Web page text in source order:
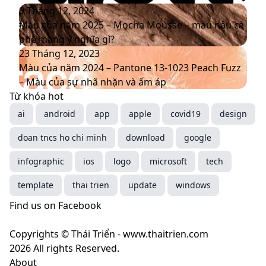
2026
bộ
nhận
diện
thương
hiệu
mới
bố
5
màu
sắc
chủ
đạo
thống
trị
xu
hướng
năm
2025
Màu
của
năm
2025
–
Mocha
Mousse
–
màu
nâu
cà
phê
mang
ý
nghĩa
9 Tháng 12, 2024
Màu của năm 2025 – Mocha Mousse – màu nâu cà
phê mang ý nghĩa gì?
Màu
của
năm
2024
–
Pantone
13-
1023
Peach
Fuzz
–
Màu
sự
nhã
23 Tháng 12, 2023
Màu của năm 2024 – Pantone 13-1023 Peach Fuzz
– Màu của sự nhã nhặn và ấm áp
Từ khóa hot
ai android app apple covid19 design
doan tncs ho chi minh download google
infographic ios logo microsoft tech
template thai trien update windows
Find us on Facebook
Copyrights © Thái Triển - www.thaitrien.com
2026 All rights Reserved.
About